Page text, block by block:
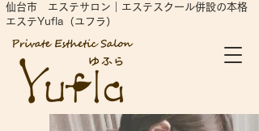
仙台市 エステサロン｜エステスクール併設の本格
エステYufla（ユフラ）